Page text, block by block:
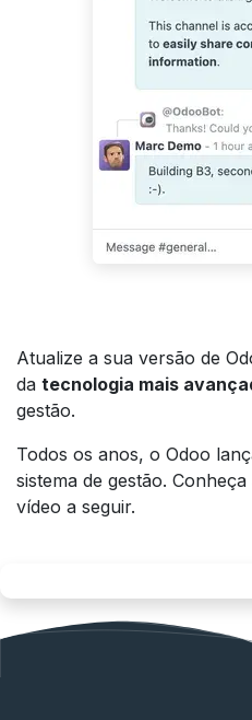
Atualize a sua versão de
da tecnologia mais
gestão.
Todos os anos, o Odoo
sistema de gestão.
vídeo a seguir.